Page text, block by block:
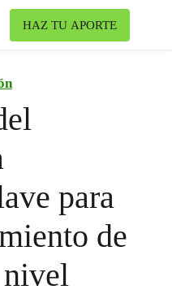
HAZ TU APORTE
para
de
nivel